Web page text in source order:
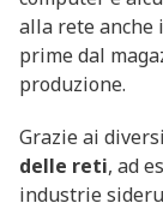
alla rete anche
prime dal
produzione.
Grazie ai
delle reti, ad
industrie